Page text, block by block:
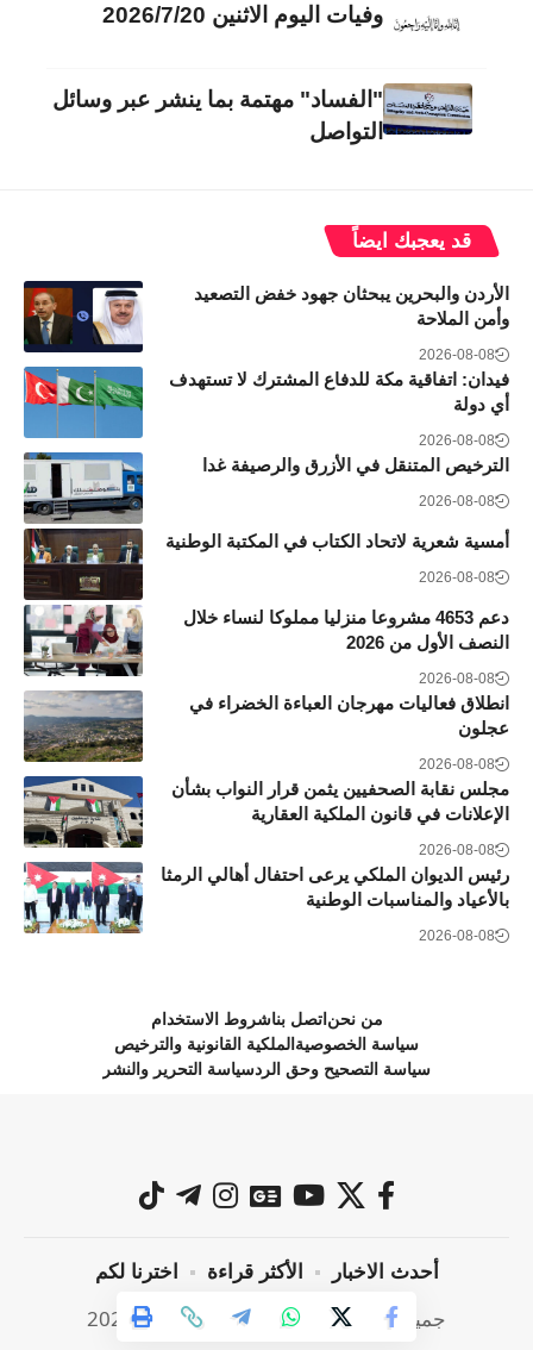
وفيات اليوم الاثنين 2026/7/20
"الفساد" مهتمة بما ينشر عبر وسائل
التواصل
قد يعجبك ايضاً
الأردن والبحرين يبحثان جهود خفض التصعيد
وأمن الملاحة
2026-08-08
فيدان: اتفاقية مكة للدفاع المشترك لا تستهدف
أي دولة
2026-08-08
الترخيص المتنقل في الأزرق والرصيفة غدا
2026-08-08
أمسية شعرية لاتحاد الكتاب في المكتبة الوطنية
2026-08-08
دعم 4653 مشروعا منزليا مملوكا لنساء خلال
النصف الأول من 2026
2026-08-08
انطلاق فعاليات مهرجان العباءة الخضراء في
عجلون
2026-08-08
مجلس نقابة الصحفيين يثمن قرار النواب بشأن
الإعلانات في قانون الملكية العقارية
2026-08-08
رئيس الديوان الملكي يرعى احتفال أهالي الرمثا
بالأعياد والمناسبات الوطنية
2026-08-08
من نحن اتصل بناشروط الاستخدام
سياسة الخصوصية الملكية القانونية والترخيص
سياسة التصحيح وحق الردسياسة التحرير والنشر
جميع الحقوق محفوظة @ صراحة نيوز 2024
أحدث الاخبار الأكثر قراءة اخترنا لكم